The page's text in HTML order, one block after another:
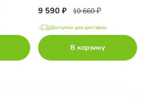
9 590 10 660
Доступно для доставки
В корзину